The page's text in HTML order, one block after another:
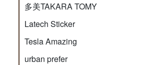
多美TAKARA TOMY
Latech Sticker
Tesla Amazing
urban prefer